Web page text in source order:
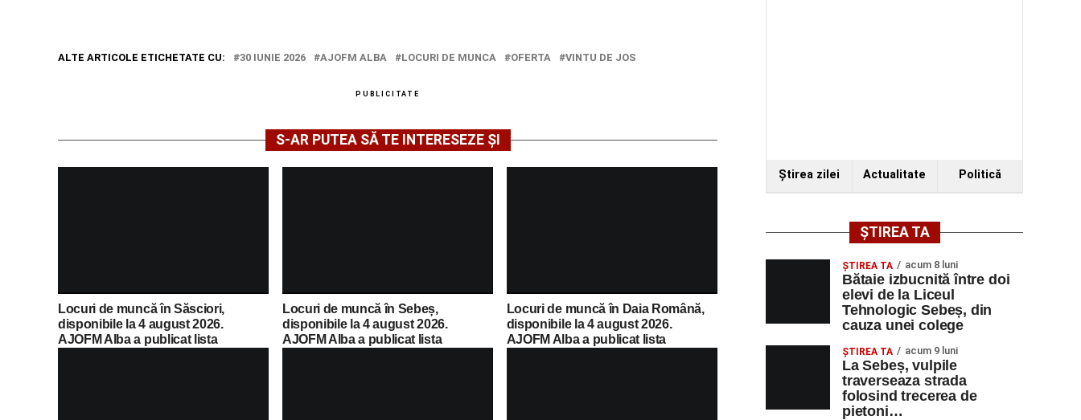
ALTE ARTICOLE ETICHETATE CU: 30 IUNIE 2026 AJOFM ALBA LOCURI DE MUNCA OFERTA VINTU DE JOS
PUBLICITATE
S-AR PUTEA SĂ TE INTERESEZE ȘI
Locuri de muncă în Săsciori,
disponibile la 4 august 2026.
AJOFM Alba a publicat lista
Locuri de muncă în Sebeș,
disponibile la 4 august 2026.
AJOFM Alba a publicat lista
Locuri de muncă în Daia Română,
disponibile la 4 august 2026.
AJOFM Alba a publicat lista
Ştirea zilei Actualitate Politică
ȘTIREA TA
ŞTIREA TA acum 8 luni
Bătaie izbucnită între doi
elevi de la Liceul
Tehnologic Sebeș, din
cauza unei colege
ŞTIREA TA acum 9 luni
La Sebeș, vulpile
traverseaza strada
folosind trecerea de
pietoni…